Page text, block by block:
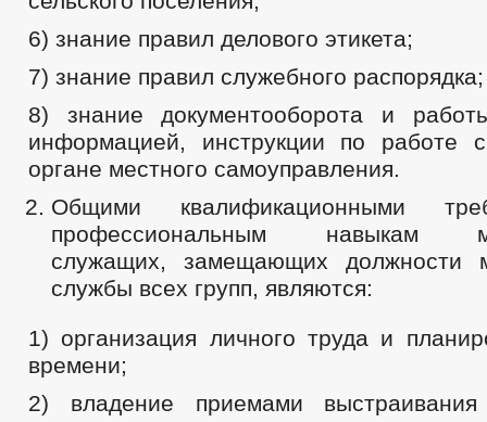
6) знание правил делового этикета;
7) знание правил служебного распорядка;
8) знание документооборота и
информацией, инструкции по работе
органе местного самоуправления.
Общими квалификационными
профессиональным навыкам
служащих, замещающих должности
службы всех групп, являются:
1) организация личного труда и
времени;
2) владение приемами выстраивания